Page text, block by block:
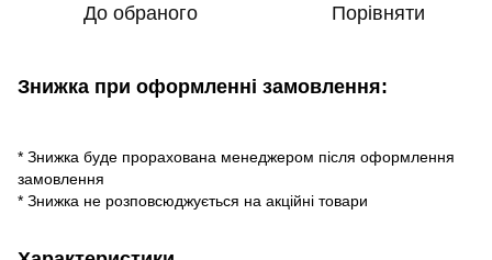
До обраного Порівняти
Знижка при оформленні замовлення:
* Знижка буде прорахована менеджером після оформлення
замовлення
* Знижка не розповсюджується на акційні товари